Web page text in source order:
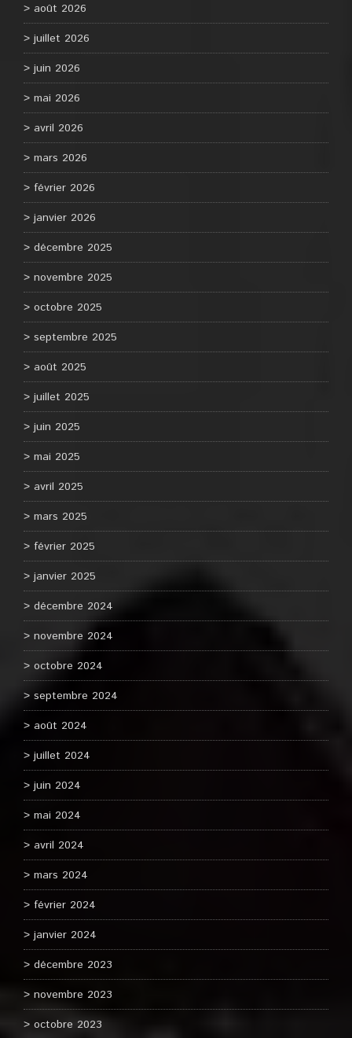
août 2026
juillet 2026
juin 2026
mai 2026
avril 2026
mars 2026
février 2026
janvier 2026
décembre 2025
novembre 2025
octobre 2025
septembre 2025
août 2025
juillet 2025
juin 2025
mai 2025
avril 2025
mars 2025
février 2025
janvier 2025
décembre 2024
novembre 2024
octobre 2024
septembre 2024
août 2024
juillet 2024
juin 2024
mai 2024
avril 2024
mars 2024
février 2024
janvier 2024
décembre 2023
novembre 2023
octobre 2023